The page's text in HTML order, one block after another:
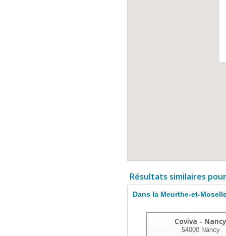
Résultats similaires
Dans la Meurthe-et-
Coviva - Nancy
54000Nancy